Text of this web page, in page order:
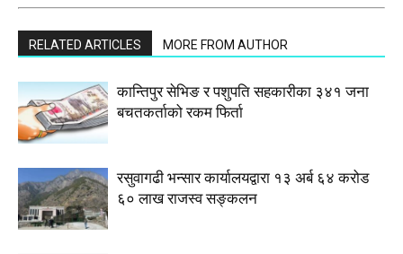
RELATED ARTICLES MORE FROM AUTHOR
कान्तिपुर सेभिङ र पशुपति सहकारीका ३४१ जना
बचतकर्ताको रकम फिर्ता
रसुवागढी भन्सार कार्यालयद्वारा १३ अर्ब ६४ करोड
६० लाख राजस्व सङ्कलन